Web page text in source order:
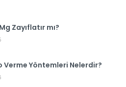
Zayıflatır mı?
Verme Yöntemleri Nelerdir?